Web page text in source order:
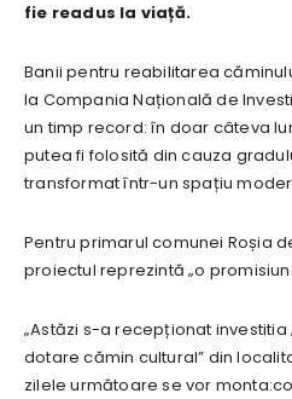
fie readus la viață.
Banii pentru reabilitarea
la Compania Națională de
un timp record: în doar câteva
putea fi folosită din cauza
transformat într-un spațiu
Pentru primarul comunei Roșia
proiectul reprezintă „o
„Astăzi s-a recepționat
dotare cămin cultural” din
zilele următoare se vor